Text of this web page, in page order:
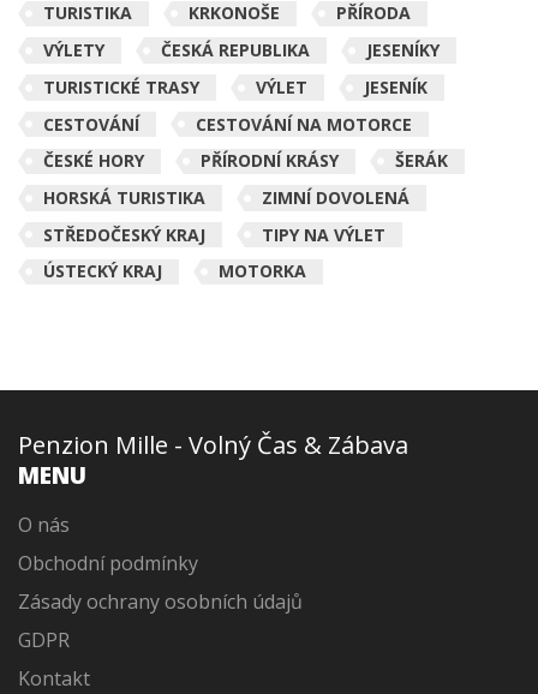
TURISTIKA KRKONOŠE
PŘÍRODA
VÝLETY
ČESKÁ REPUBLIKA
JESENÍKY
TURISTICKÉ TRASY
VÝLET
JESENÍK
CESTOVÁNÍ
CESTOVÁNÍ NA MOTORCE
ČESKÉ HORY
PŘÍRODNÍ KRÁSY
ŠERÁK
HORSKÁ TURISTIKA
ZIMNÍ DOVOLENÁ
STŘEDOČESKÝ KRAJ
TIPY NA VÝLET
ÚSTECKÝ KRAJ
MOTORKA
Penzion Mille - Volný Čas & Zábava
MENU
O nás
Obchodní podmínky
Zásady ochrany osobních údajů
GDPR
Kontakt